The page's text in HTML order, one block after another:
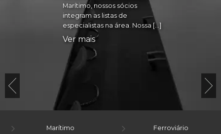
Marítimo, nossos sócios
integram as listas de
especialistas na área. Nossa […]
Ver mais
Marítimo Ferroviário